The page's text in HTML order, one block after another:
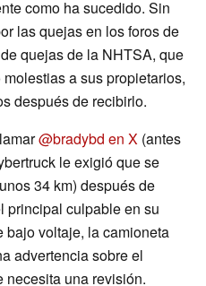
como ha sucedido. Sin
las quejas en los foros de
quejas de la NHTSA, que
a sus propietarios,
después de recibirlo.
@bradybd en X (antes
le exigió que se
34 km) después de
principal culpable en su
bajo voltaje, la camioneta
advertencia sobre el
necesita una revisión.